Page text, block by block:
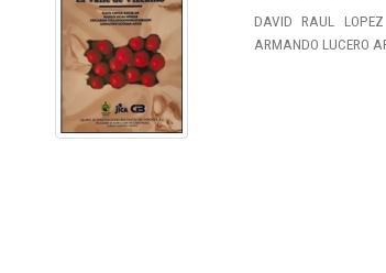
DAVID RAUL
ARMANDO LUCERO